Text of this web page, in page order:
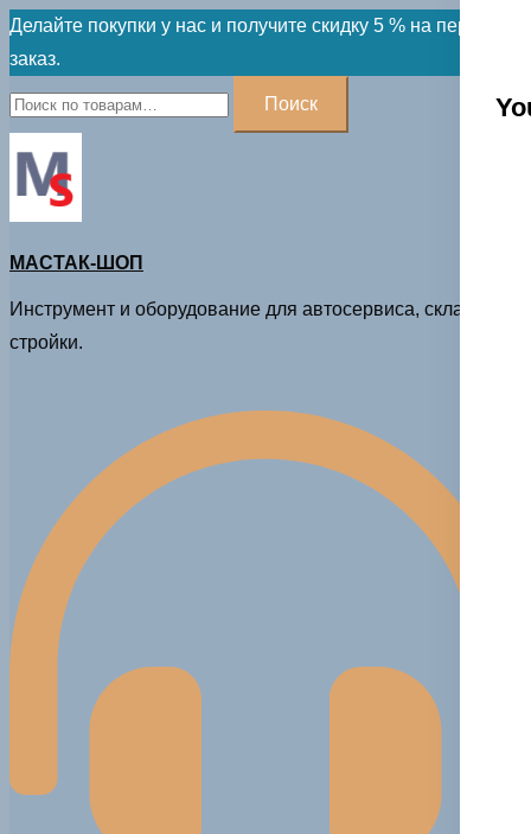
Skip
to
content
Делайте покупки у нас и получите скидку 5 % на первый
заказ.
Искать:
Поиск
МАСТАК-ШОП
Инструмент и оборудование для автосервиса, склада и
стройки.